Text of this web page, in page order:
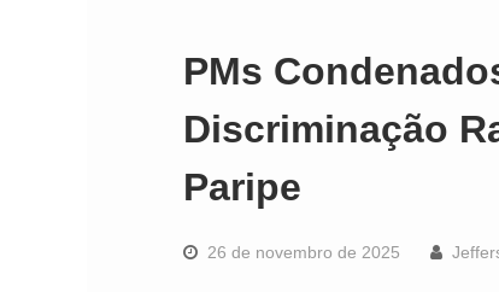
PMs
Discriminação
Paripe
26 de novembro de 2025